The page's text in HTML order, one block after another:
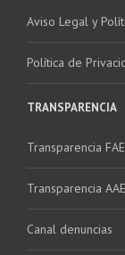
Aviso Legal y
Política de
TRANSPARENCIA
Transparencia
Transparencia
Canal denuncias